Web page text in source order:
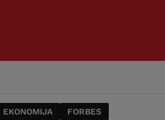
EKONOMIJA FORBES